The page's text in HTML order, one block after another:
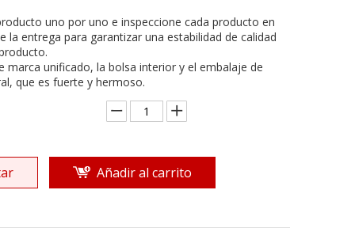
uno por uno e inspeccione cada producto en
la entrega para garantizar una estabilidad de calidad
marca unificado, la bolsa interior y el embalaje de
que es fuerte y hermoso.
Añadir al carrito